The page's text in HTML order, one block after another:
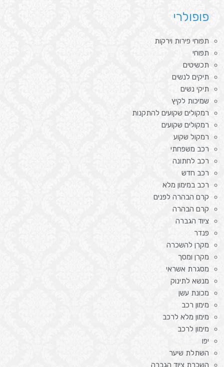
פופולרי
תפוחי פירות וירקות
תפוחי
תכשיטים
תיקים לנשים
תיקי נשים
שמיכות לקיץ
רמקולים שקועים להתקנות
רמקולים שקועים
רמקול שקוע
רכב משפחתי
רכב לחתונה
רכב חדש
רכב במימון מלא
קרם הבהרה לפנים
קרם הבהרה
ציוד הגברה
פנדר
מקרן להשכרה
מקרן ומסך
מסגרת אשראי
מנשא לתינוק
מכונת עשן
מימון רכב
מימון מלא לרכב
מימון לרכב
יפו
השתלת שיער
השכרת ציוד הגברה